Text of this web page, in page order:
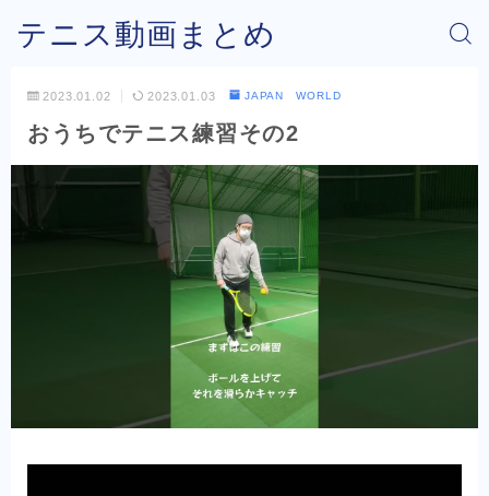
テニス動画まとめ
2023.01.02 2023.01.03 JAPAN WORLD
おうちでテニス練習その2